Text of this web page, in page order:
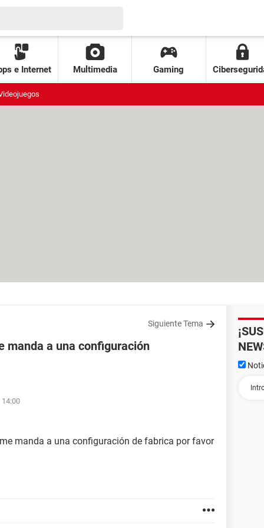
e Internet Multimedia Gaming
Siguiente Tema
manda a una configuración
14:00
manda a una configuración de fabrica por favor